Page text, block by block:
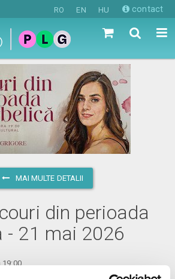
RO EN HU contact
MAI MULTE DETALII
din perioada
- 21 mai 2026
19:00